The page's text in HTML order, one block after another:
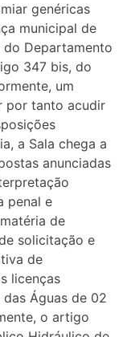
genéricas
municipal de
Departamento
347 bis, do
um
por tanto acudir
a Sala chega a
anunciadas
penal e
de
solicitação e
de
licenças
Águas de 02
o artigo